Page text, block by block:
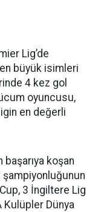
Lig’de
büyük isimleri
4 kez gol
oyuncusu,
en değerli
başarıya koşan
şampiyonluğunun
Cup, 3 İngiltere Lig
Kulüpler Dünya